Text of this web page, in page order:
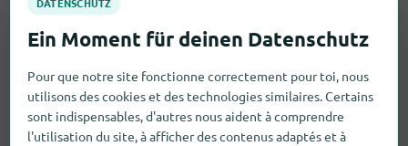
Pour que notre site fonctionne correctement pour toi, nous
utilisons des cookies et des technologies similaires. Certains
sont indispensables, d'autres nous aident à comprendre
l'utilisation du site, à afficher des contenus adaptés et à